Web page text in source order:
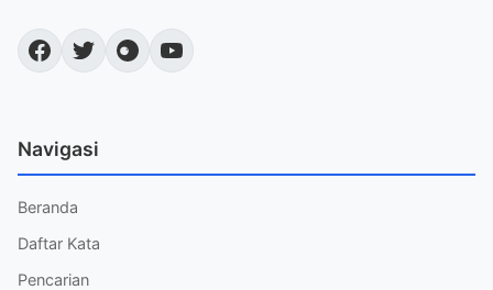
Navigasi
Beranda
Daftar Kata
Pencarian